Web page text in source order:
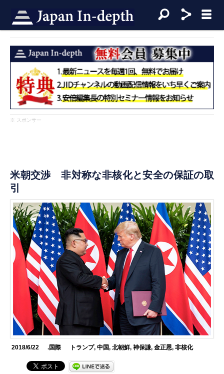
※ スポンサー
米朝交渉 非対称な非核化と安全の保証の取
引
2018/6/22 .国際 トランプ, 中国, 北朝鮮, 神保謙, 金正恩, 非核化